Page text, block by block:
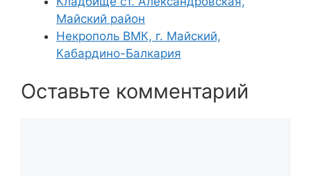
Майский район
Некрополь ВМК, г. Майский,
Кабардино-Балкария
Оставьте комментарий